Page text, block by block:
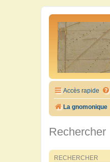
Accès rapide
La gnomonique
Rechercher
RECHERCHER